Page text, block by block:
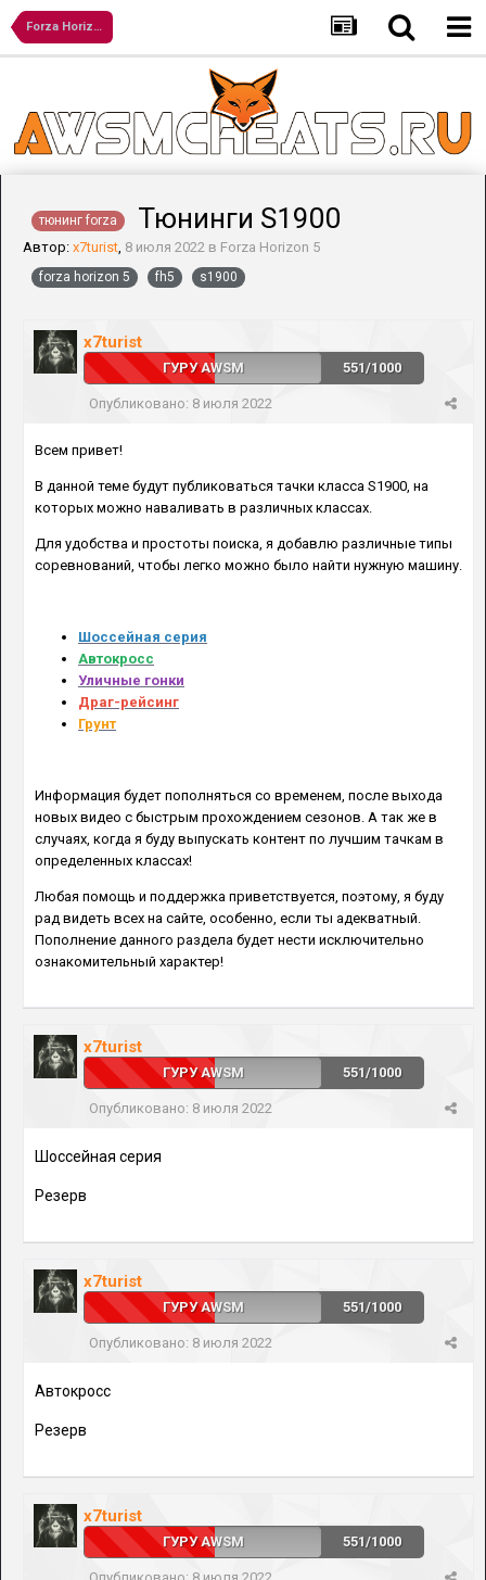
Forza Horizon 5
тюнинг forza Тюнинги S1900
Автор: x7turist, 8 июля 2022 в Forza Horizon 5
forza horizon 5 fh5 s1900
x7turist
ГУРУ AWSM 551/1000
Опубликовано: 8 июля 2022
Всем привет!
В данной теме будут публиковаться тачки класса S1900, на
которых можно наваливать в различных классах.
Для удобства и простоты поиска, я добавлю различные типы
соревнований, чтобы легко можно было найти нужную машину.
Шоссейная серия
Автокросс
Уличные гонки
Драг-рейсинг
Грунт
Информация будет пополняться со временем, после выхода
новых видео с быстрым прохождением сезонов. А так же в
случаях, когда я буду выпускать контент по лучшим тачкам в
определенных классах!
Любая помощь и поддержка приветствуется, поэтому, я буду
рад видеть всех на сайте, особенно, если ты адекватный.
Пополнение данного раздела будет нести исключительно
ознакомительный характер!
x7turist
ГУРУ AWSM 551/1000
Опубликовано: 8 июля 2022
Шоссейная серия
Резерв
x7turist
ГУРУ AWSM 551/1000
Опубликовано: 8 июля 2022
Автокросс
Резерв
x7turist
ГУРУ AWSM 551/1000